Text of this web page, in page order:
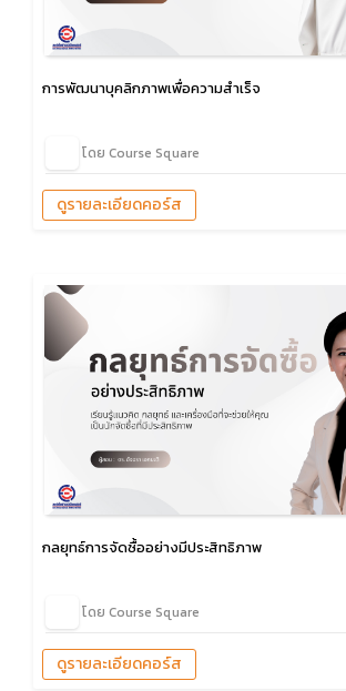
การพัฒนาบุคลิกภาพเพื่อความสำเร็จ
โดย Course Square
ดูรายละเอียดคอร์ส
กลยุทธ์การจัดซื้ออย่างมีประสิทธิภาพ
โดย Course Square
ดูรายละเอียดคอร์ส